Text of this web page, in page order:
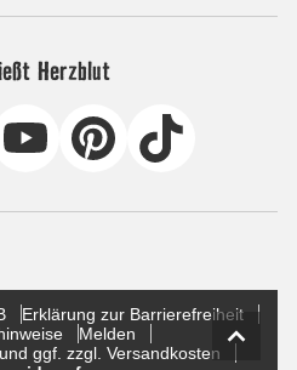
Herzblut
Erklärung zur Barrierefreiheit
Melden
ggf. zzgl. Versandkosten